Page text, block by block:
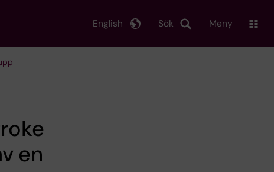
Sök
English Meny
en